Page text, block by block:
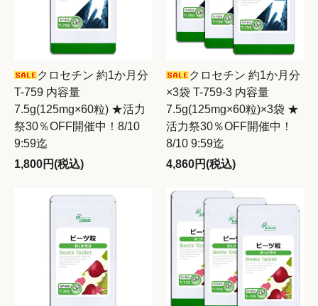
クロセチン 約1か月分
T-759 内容量
7.5g(125mg×60粒) ★活力
祭30％OFF開催中！8/10
9:59迄
1,800円(税込)
クロセチン 約1か月分
×3袋 T-759-3 内容量
7.5g(125mg×60粒)×3袋 ★
活力祭30％OFF開催中！
8/10 9:59迄
4,860円(税込)